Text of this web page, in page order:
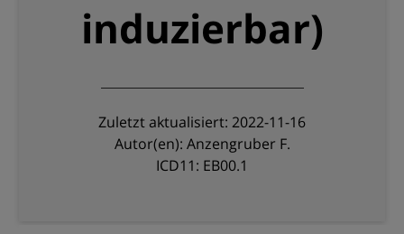
induzierbar)
Zuletzt aktualisiert: 2022-11-16
Autor(en): Anzengruber F.
ICD11: EB00.1